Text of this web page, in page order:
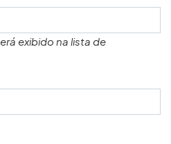
exibido na lista de